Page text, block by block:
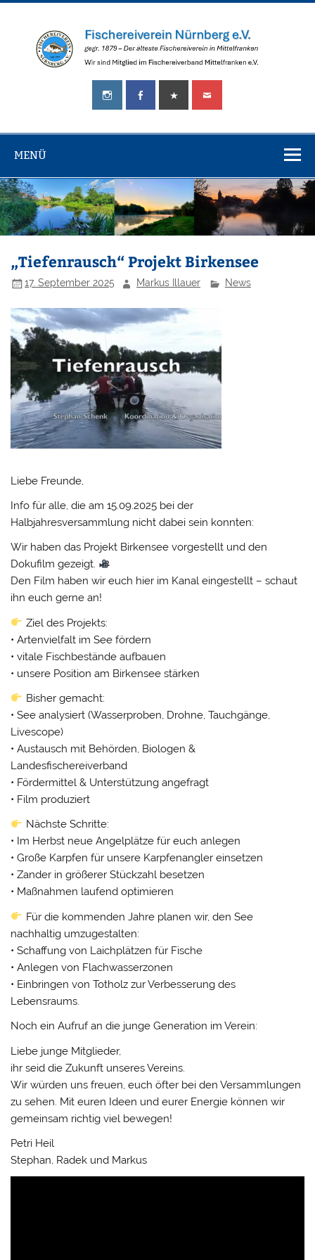
Zum
Nürnberg
Fischereiverein
Mittelfranken!
MENÜ
„Tiefenrausch“ Projekt Birkensee
17. September 2025 Markus Illauer News
Liebe Freunde,
Info für alle, die am 15.09.2025 bei der
Halbjahresversammlung nicht dabei sein konnten:
Wir haben das Projekt Birkensee vorgestellt und den
Dokufilm gezeigt.
Den Film haben wir euch hier im Kanal eingestellt – schaut
ihn euch gerne an!
Ziel des Projekts:
• Artenvielfalt im See fördern
• vitale Fischbestände aufbauen
• unsere Position am Birkensee stärken
Bisher gemacht:
• See analysiert (Wasserproben, Drohne, Tauchgänge,
Livescope)
• Austausch mit Behörden, Biologen &
Landesfischereiverband
• Fördermittel & Unterstützung angefragt
• Film produziert
Nächste Schritte:
• Im Herbst neue Angelplätze für euch anlegen
• Große Karpfen für unsere Karpfenangler einsetzen
• Zander in größerer Stückzahl besetzen
• Maßnahmen laufend optimieren
Für die kommenden Jahre planen wir, den See
nachhaltig umzugestalten:
• Schaffung von Laichplätzen für Fische
• Anlegen von Flachwasserzonen
• Einbringen von Totholz zur Verbesserung des
Lebensraums.
Noch ein Aufruf an die junge Generation im Verein:
Liebe junge Mitglieder,
ihr seid die Zukunft unseres Vereins.
Wir würden uns freuen, euch öfter bei den Versammlungen
zu sehen. Mit euren Ideen und eurer Energie können wir
gemeinsam richtig viel bewegen!
Petri Heil
Stephan, Radek und Markus